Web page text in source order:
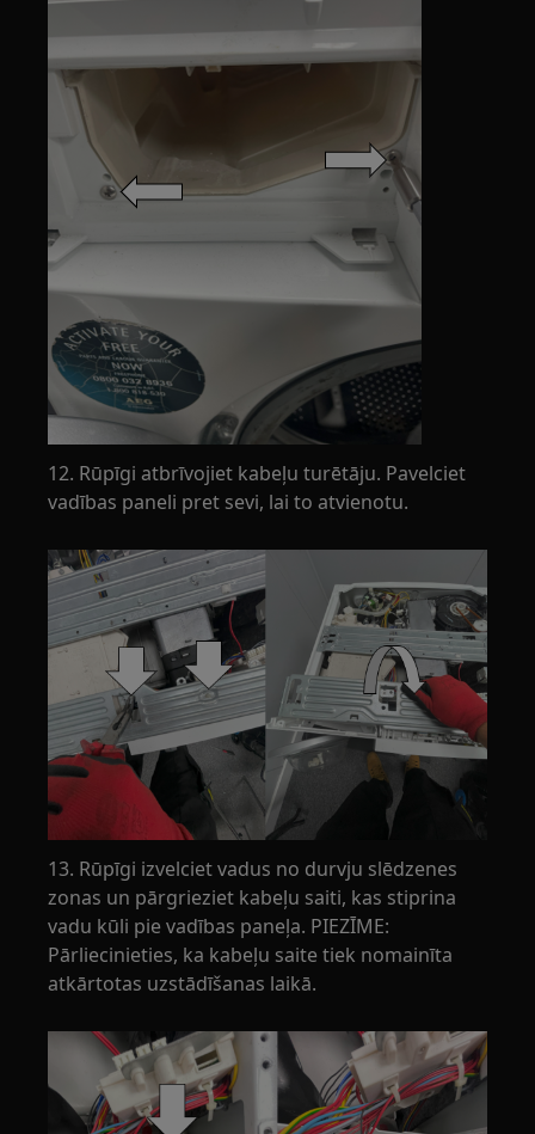
12. Rūpīgi atbrīvojiet kabeļu turētāju. Pavelciet
vadības paneli pret sevi, lai to atvienotu.
13. Rūpīgi izvelciet vadus no durvju slēdzenes
zonas un pārgrieziet kabeļu saiti, kas stiprina
vadu kūli pie vadības paneļa. PIEZĪME:
Pārliecinieties, ka kabeļu saite tiek nomainīta
atkārtotas uzstādīšanas laikā.